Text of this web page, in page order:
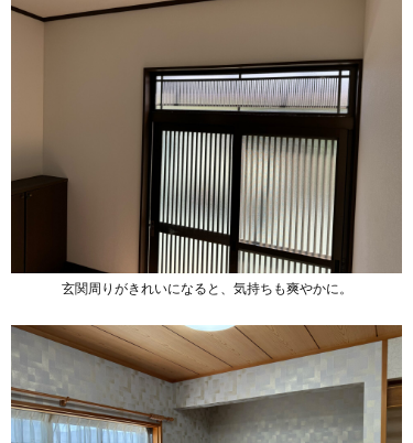
玄関周りがきれいになると、気持ちも爽やかに。